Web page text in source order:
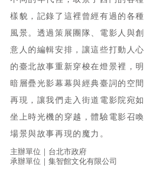
樣貌，記錄了這裡曾經有過的各種
風景。透過策展團隊、電影人與創
意人的編輯安排，讓這些打動人心
的臺北故事重新穿梭在燈景裡，明
暗層疊光影幕幕與經典臺詞的空間
再現，讓我們走入街道電影院宛如
坐上時光機的穿越，體驗電影召喚
場景與故事再現的魔力。
主辦單位｜台北市政府
承辦單位｜集智館文化有限公司